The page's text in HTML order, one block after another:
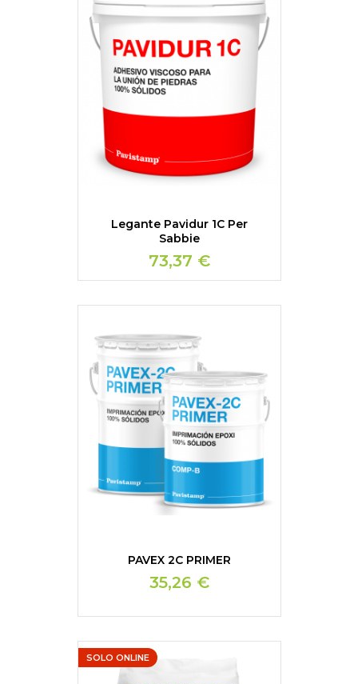
Legante Pavidur 1C Per
Sabbie
73,37 €
PAVEX 2C PRIMER
35,26 €
SOLO ONLINE